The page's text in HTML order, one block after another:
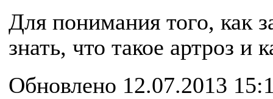
Для понимания того, как
знать, что такое артроз и
Обновлено 12.07.2013